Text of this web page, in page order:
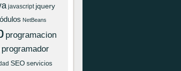
javascript jquery
NetBeans
programacion
programador
SEO servicios